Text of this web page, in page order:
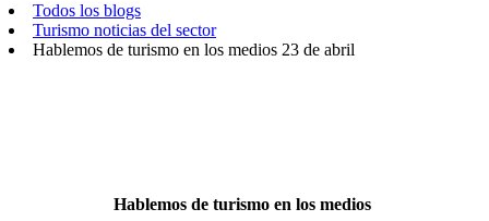
Todos los blogs
Turismo noticias del sector
Hablemos de turismo en los medios 23 de abril
Hablemos de turismo en los medios